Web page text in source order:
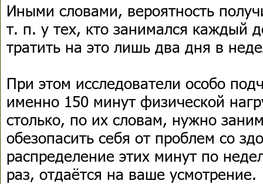
Иными словами, вероятность
т. п. у тех, кто занимался каждый
тратить на это лишь два дня в
При этом исследователи особо
именно 150 минут физической
столько, по их словам, нужно
обезопасить себя от проблем со
распределение этих минут по
раз, отдаётся на ваше усмотрение.